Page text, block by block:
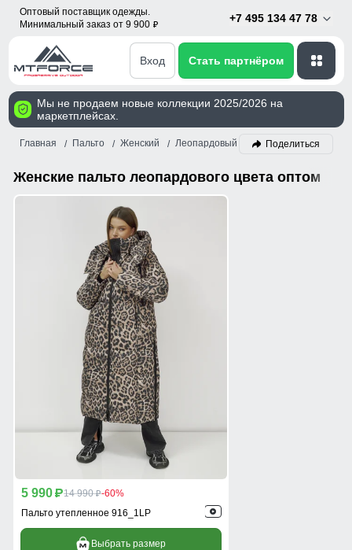
Оптовый поставщик одежды.
Минимальный заказ от 9 900 p
+7 495 134 47 78
Вход Стать партнёром
Мы не продаем новые коллекции 2025/2026 на
маркетплейсах.
Главная Пальто Женский Леопардовый Поделиться
Женские пальто леопардового цвета оптом
5 990 p14 990 p-60%
Пальто утепленное 916_1LP
Выбрать размер